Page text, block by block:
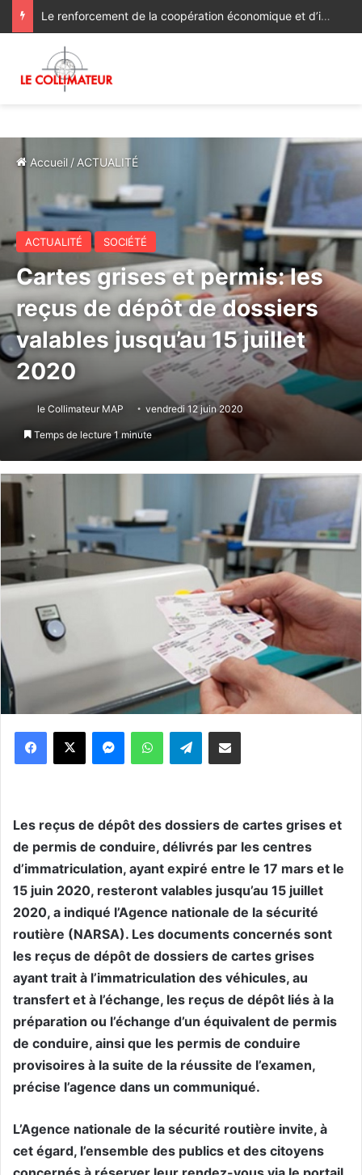
Le renforcement de la coopération économique et d’investissement au menu des discussions des ministres des Affaires étrangères du Maroc et du Ghana
Accueil / ACTUALITÉ
ACTUALITÉ SOCIÉTÉ
Cartes grises et permis: les
reçus de dépôt de dossiers
valables jusqu’au 15 juillet
2020
le Collimateur MAP vendredi 12 juin 2020
Temps de lecture 1 minute
WhatsApp Telegram
Les reçus de dépôt des dossiers de cartes grises et
de permis de conduire, délivrés par les centres
d’immatriculation, ayant expiré entre le 17 mars et le
15 juin 2020, resteront valables jusqu’au 15 juillet
2020, a indiqué l’Agence nationale de la sécurité
routière (NARSA). Les documents concernés sont
les reçus de dépôt de dossiers de cartes grises
ayant trait à l’immatriculation des véhicules, au
transfert et à l’échange, les reçus de dépôt liés à la
préparation ou l’échange d’un équivalent de permis
de conduire, ainsi que les permis de conduire
provisoires à la suite de la réussite de l’examen,
précise l’agence dans un communiqué.
L’Agence nationale de la sécurité routière invite, à
cet égard, l’ensemble des publics et des citoyens